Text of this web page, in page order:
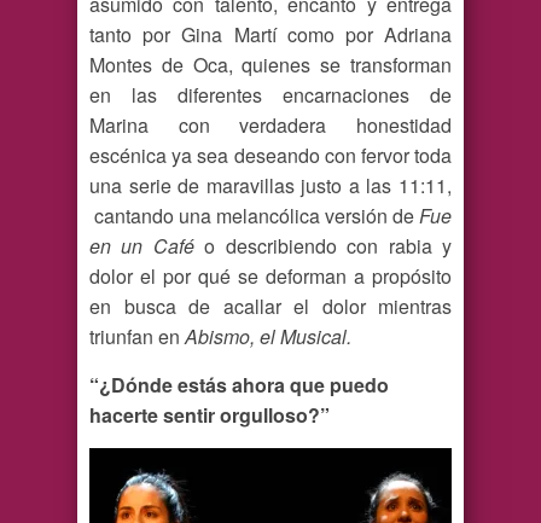
tanto por Gina Martí como por Adriana
Montes de Oca, quienes se transforman
en las diferentes encarnaciones de
Marina con verdadera honestidad
escénica ya sea deseando con fervor toda
una serie de maravillas justo a las 11:11,
cantando una melancólica versión deFue
en un Caféo describiendo con rabia y
dolor el por qué se deforman a propósito
en busca de acallar el dolor mientras
triunfan enAbismo, el Musical.
“¿Dónde estás ahora que puedo
hacerte sentir orgulloso?”